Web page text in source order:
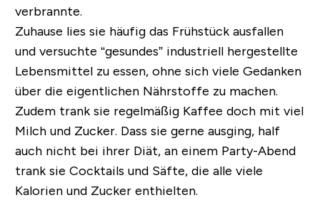
verbrannte.
Zuhause lies sie häufig das Frühstück ausfallen
und versuchte “gesundes” industriell hergestellte
Lebensmittel zu essen, ohne sich viele Gedanken
über die eigentlichen Nährstoffe zu machen.
Zudem trank sie regelmäßig Kaffee doch mit viel
Milch und Zucker. Dass sie gerne ausging, half
auch nicht bei ihrer Diät, an einem Party-Abend
trank sie Cocktails und Säfte, die alle viele
Kalorien und Zucker enthielten.